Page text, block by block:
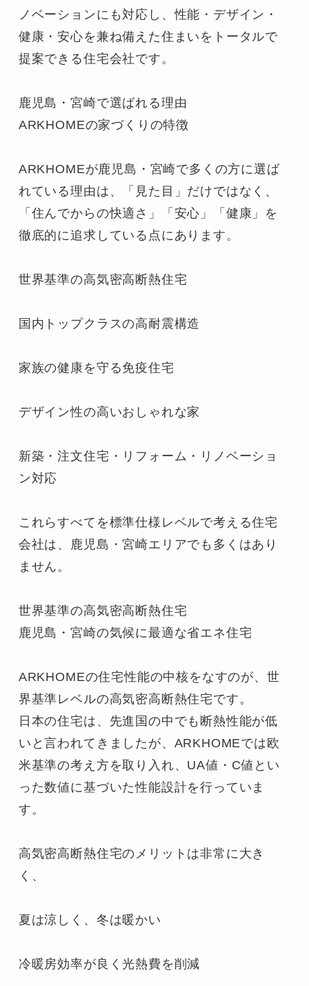
ノベーションにも対応し、性能・デザイン・
健康・安心を兼ね備えた住まいをトータルで
提案できる住宅会社です。
鹿児島・宮崎で選ばれる理由
ARKHOMEの家づくりの特徴
ARKHOMEが鹿児島・宮崎で多くの方に選ば
れている理由は、「見た目」だけではなく、
「住んでからの快適さ」「安心」「健康」を
徹底的に追求している点にあります。
世界基準の高気密高断熱住宅
国内トップクラスの高耐震構造
家族の健康を守る免疫住宅
デザイン性の高いおしゃれな家
新築・注文住宅・リフォーム・リノベーショ
ン対応
これらすべてを標準仕様レベルで考える住宅
会社は、鹿児島・宮崎エリアでも多くはあり
ません。
世界基準の高気密高断熱住宅
鹿児島・宮崎の気候に最適な省エネ住宅
ARKHOMEの住宅性能の中核をなすのが、世
界基準レベルの高気密高断熱住宅です。
日本の住宅は、先進国の中でも断熱性能が低
いと言われてきましたが、ARKHOMEでは欧
米基準の考え方を取り入れ、UA値・C値とい
った数値に基づいた性能設計を行っていま
す。
高気密高断熱住宅のメリットは非常に大き
く、
夏は涼しく、冬は暖かい
冷暖房効率が良く光熱費を削減